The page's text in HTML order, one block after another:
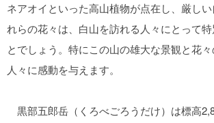
ネアオイといった高山植物が点在し、厳し
れらの花々は、白山を訪れる人々にとって
とでしょう。特にこの山の雄大な景観と花
人々に感動を与えます。
黒部五郎岳（くろべごろうだけ）は標高